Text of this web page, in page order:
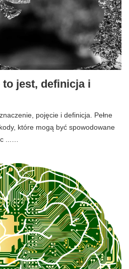
to jest, definicja i
pojęcie i definicja. Pełne
które mogą być spowodowane
...…